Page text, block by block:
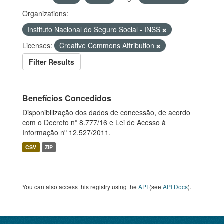
Organizations:
Instituto Nacional do Seguro Social - INSS
Licenses:
Creative Commons Attribution
Filter Results
Benefícios Concedidos
Disponibilização dos dados de concessão, de acordo
com o Decreto nº 8.777/16 e Lei de Acesso à
Informação nº 12.527/2011.
CSV ZIP
You can also access this registry using the API (see API Docs).